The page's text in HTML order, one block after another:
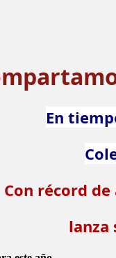
En
Con récord
lanza